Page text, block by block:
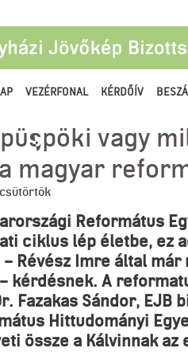
VEZÉRFONAL KÉRDŐÍV
vagy
magyar
Református
ciklus lép életbe, ez
Révész Imre által már
kérdésnek. A
Fazakas Sándor, EJB
Hittudományi
össze a Kálvinnak az